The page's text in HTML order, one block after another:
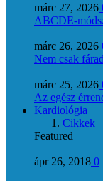
márc 27, 2026
márc 26, 2026
Nem csak
márc 25, 2026
Az egész
Kardiológia
Cikkek
Featured
ápr 26, 2018 0